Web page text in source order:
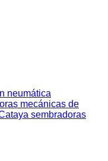
neumática
mecánicas de
sembradoras